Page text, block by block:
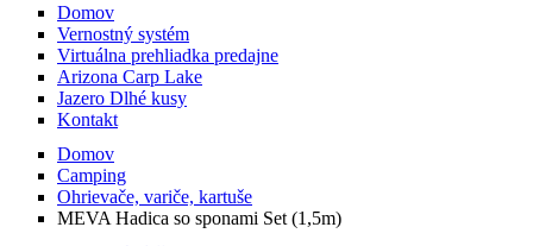
Domov
Vernostný systém
Virtuálna prehliadka predajne
Arizona Carp Lake
Jazero Dlhé kusy
Kontakt
Domov
Camping
Ohrievače, variče, kartuše
MEVA Hadica so sponami Set (1,5m)